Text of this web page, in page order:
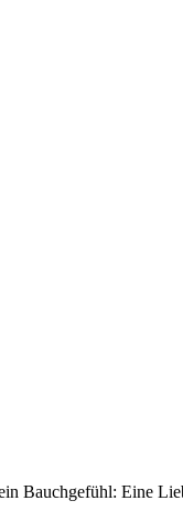
Bauchgefühl: Eine